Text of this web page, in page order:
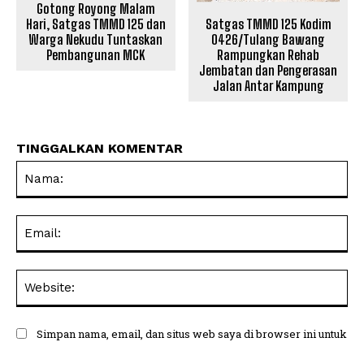
Gotong Royong Malam
Hari, Satgas TMMD 125 dan
Warga Nekudu Tuntaskan
Pembangunan MCK
Satgas TMMD 125 Kodim
0426/Tulang Bawang
Rampungkan Rehab
Jembatan dan Pengerasan
Jalan Antar Kampung
TINGGALKAN KOMENTAR
Simpan nama, email, dan situs web saya di browser ini untuk